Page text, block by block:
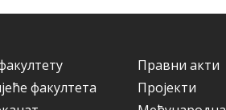
факултета
Правни акти
Пројекти